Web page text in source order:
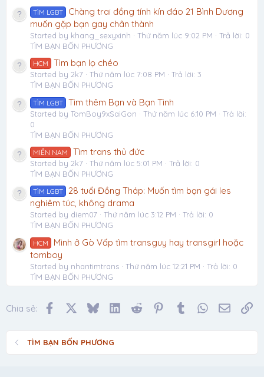
TÌM LGBT
Chàng trai đồng tính kín đáo 21 Bình Dương
muốn gặp bạn gay chân thành
Started by khang_sexyxinh Thứ năm lúc 9:02 PM
Trả lời: 0
TÌM BẠN BỐN PHƯƠNG
HCM Tìm bạn lọ chéo
Started by 2k7 Thứ năm lúc 7:08 PM
Trả lời: 3
TÌM BẠN BỐN PHƯƠNG
TÌM LGBT Tìm thêm Bạn và Bạn Tình
Started by TomBoy9xSaiGon Thứ năm lúc 6:10 PM
Trả lời:
0
TÌM BẠN BỐN PHƯƠNG
MIỀN NAM Tìm trans thủ đức
Started by 2k7 Thứ năm lúc 5:01 PM
Trả lời: 0
TÌM BẠN BỐN PHƯƠNG
TÌM LGBT
28 tuổi Đồng Tháp: Muốn tìm bạn gái les
nghiêm túc, không drama
Started by diem07 Thứ năm lúc 3:12 PM
Trả lời: 0
TÌM BẠN BỐN PHƯƠNG
HCM
Mình ở Gò Vấp tìm transguy hay transgirl hoặc
tomboy
Started by nhantimtrans Thứ năm lúc 12:21 PM
Trả lời: 0
TÌM BẠN BỐN PHƯƠNG
Chia sẻ: FacebookBlueskyLinkedInReddit PinterestTumblrWhatsApp
Email
TÌM BẠN BỐN PHƯƠNG